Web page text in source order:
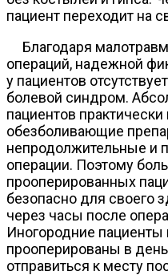
пациент переходит на
Благодаря
операций, надежной
у пациентов
болевой синдром.
пациентов
обезболивающие
непродолжительные и
операции. Поэтому
прооперированных
безопасно для своего
через часы после
Иногородние пациенты
прооперированы в
отправиться к месту